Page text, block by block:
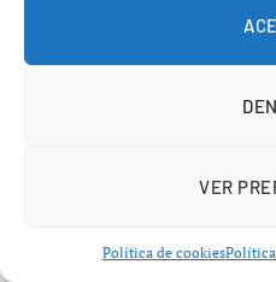
VER
Política de cookies